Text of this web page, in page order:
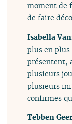
moment de
de faire
Isabella
plus en plus
présentent,
plusieurs
plusieurs
confirmes
Tebben